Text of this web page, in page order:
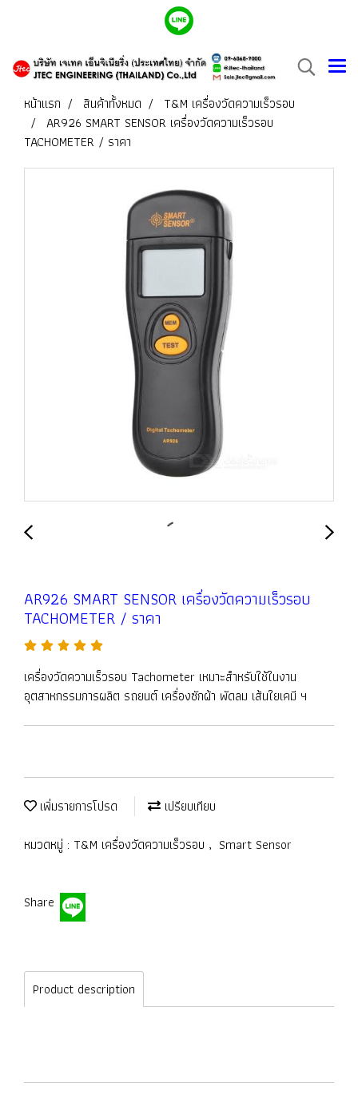
หน้าแรก สินค้าทั้งหมด
T&M เครื่องวัดความเร็วรอบ
AR926 SMART SENSOR เครื่องวัดความเร็วรอบ
TACHOMETER / ราคา
AR926 SMART SENSOR เครื่องวัดความเร็วรอบ
TACHOMETER / ราคา
เครื่องวัดความเร็วรอบ Tachometer เหมาะสำหรับใช้ในงาน
อุตสาหกรรมการผลิต รถยนต์ เครื่องซักผ้า พัดลม เส้นใยเคมี ฯ
เพิ่มรายการโปรด
เปรียบเทียบ
หมวดหมู่ : T&M เครื่องวัดความเร็วรอบ , Smart Sensor
Share
Product description